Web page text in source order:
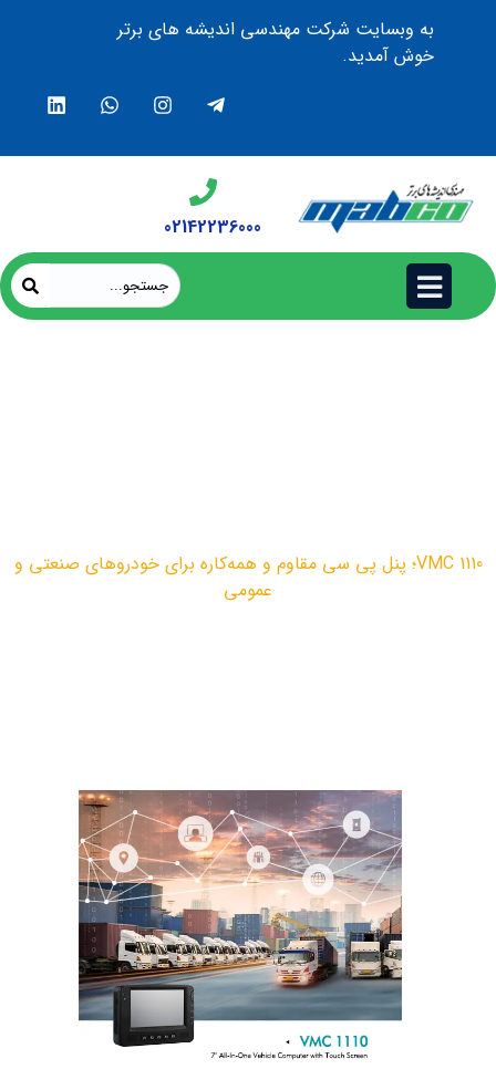
به وبسایت شرکت مهندسی اندیشه های برتر
خوش آمدید.
02142236000
VMC 1110؛ پنل پی سی مقاوم و همه‌کاره برای خودروهای صنعتی و
عمومی